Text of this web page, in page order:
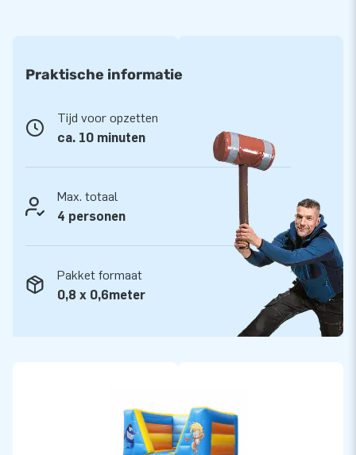
ontwikkelaars en logistiek medewerkers leveren unieke
van onze professionele service en levering. Zij noemen ons
ook wel creators of greatness.
Praktische informatie
Tijd voor opzetten
ca. 10 minuten
Max. totaal
4 personen
Pakket formaat
0,8 x 0,6meter